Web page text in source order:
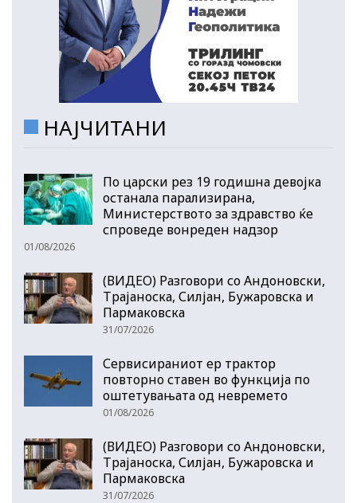
НАЈЧИТАНИ
По царски рез 19 годишна девојка
останала парализирана,
Министерството за здравство ќе
спроведе вонреден надзор
01/08/2026
(ВИДЕО) Разговори со Андоновски,
Трајаноска, Силјан, Бужаровска и
Пармаковска
31/07/2026
Сервисираниот ер трактор
повторно ставен во функција по
оштетувањата од невремето
01/08/2026
(ВИДЕО) Разговори со Андоновски,
Трајаноска, Силјан, Бужаровска и
Пармаковска
31/07/2026